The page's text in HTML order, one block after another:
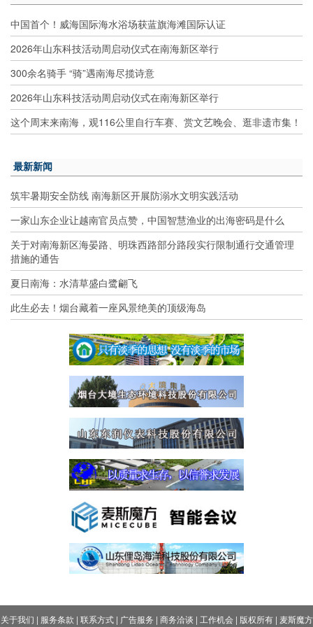
中国首个！威海国际海水浴场获蓝旗海滩国际认证
2026年山东科技活动周启动仪式在南海新区举行
300余名骑手 “骑”遇南海尽揽诗意
2026年山东科技活动周启动仪式在南海新区举行
这个周末来南海，观116公里自行车赛、赏文艺晚会、逛非遗市集！
最新新闻
筑牢暑期安全防线 南海新区开展防溺水文明实践活动
一家山东企业让越南官员点赞，中国智慧渔业的出海密码是什么
关于对南海新区海晏路、明珠西路部分路段实行限制通行交通管理
措施的通告
夏日南海：水清草盛白鹭翩飞
此生必去！烟台藏着一座风景绝美的顶级海岛
关于我们 | 服务条款 | 联系方式| 广告服务 | 商务洽谈 | 工作机会| 版权所有| 麦斯魔方